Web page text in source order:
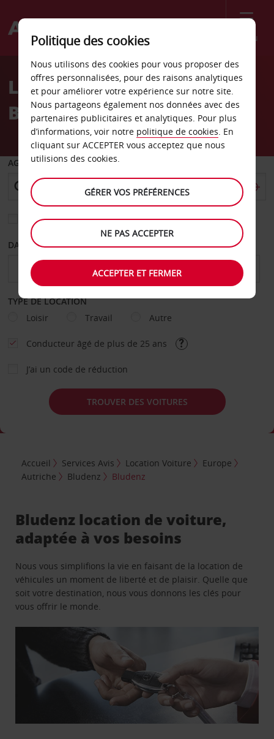
Menu
Welcome
AvisLocation de voiture
Bludenz
AGENCE DE DÉPART
Sélectionnez une autre agence de retour
DATE DE DÉPART DATE DE RETOUR
TYPE DE LOCATION
Loisir
Travail Autre
Conducteur âgé de plus de 25 ans
J’ai un code de réduction
TROUVER DES VOITURES
Accueil Services Avis Location Voiture
Europe
Autriche
Bludenz Bludenz
Bludenz location de voiture,
adaptée à vos besoins
Nous vous simplifions la vie en faisant de la location de
véhicules un moment de liberté et de plaisir. Quelle que
soit votre destination, nous vous donnons les clés pour
vous offrir le monde.
Politique des cookies
Nous utilisons des cookies pour vous proposer des
offres personnalisées, pour des raisons analytiques
et pour améliorer votre expérience sur notre site.
Nous partageons également nos données avec des
partenaires publicitaires et analytiques. Pour plus
d’informations, voir notre politique de cookies. En
cliquant sur ACCEPTER vous acceptez que nous
utilisions des cookies.
GÉRER VOS PRÉFÉRENCES
NE PAS ACCEPTER
ACCEPTER ET FERMER